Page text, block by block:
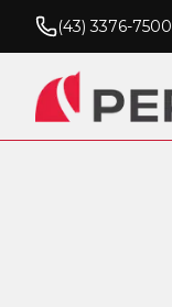
(43) 3376-7500